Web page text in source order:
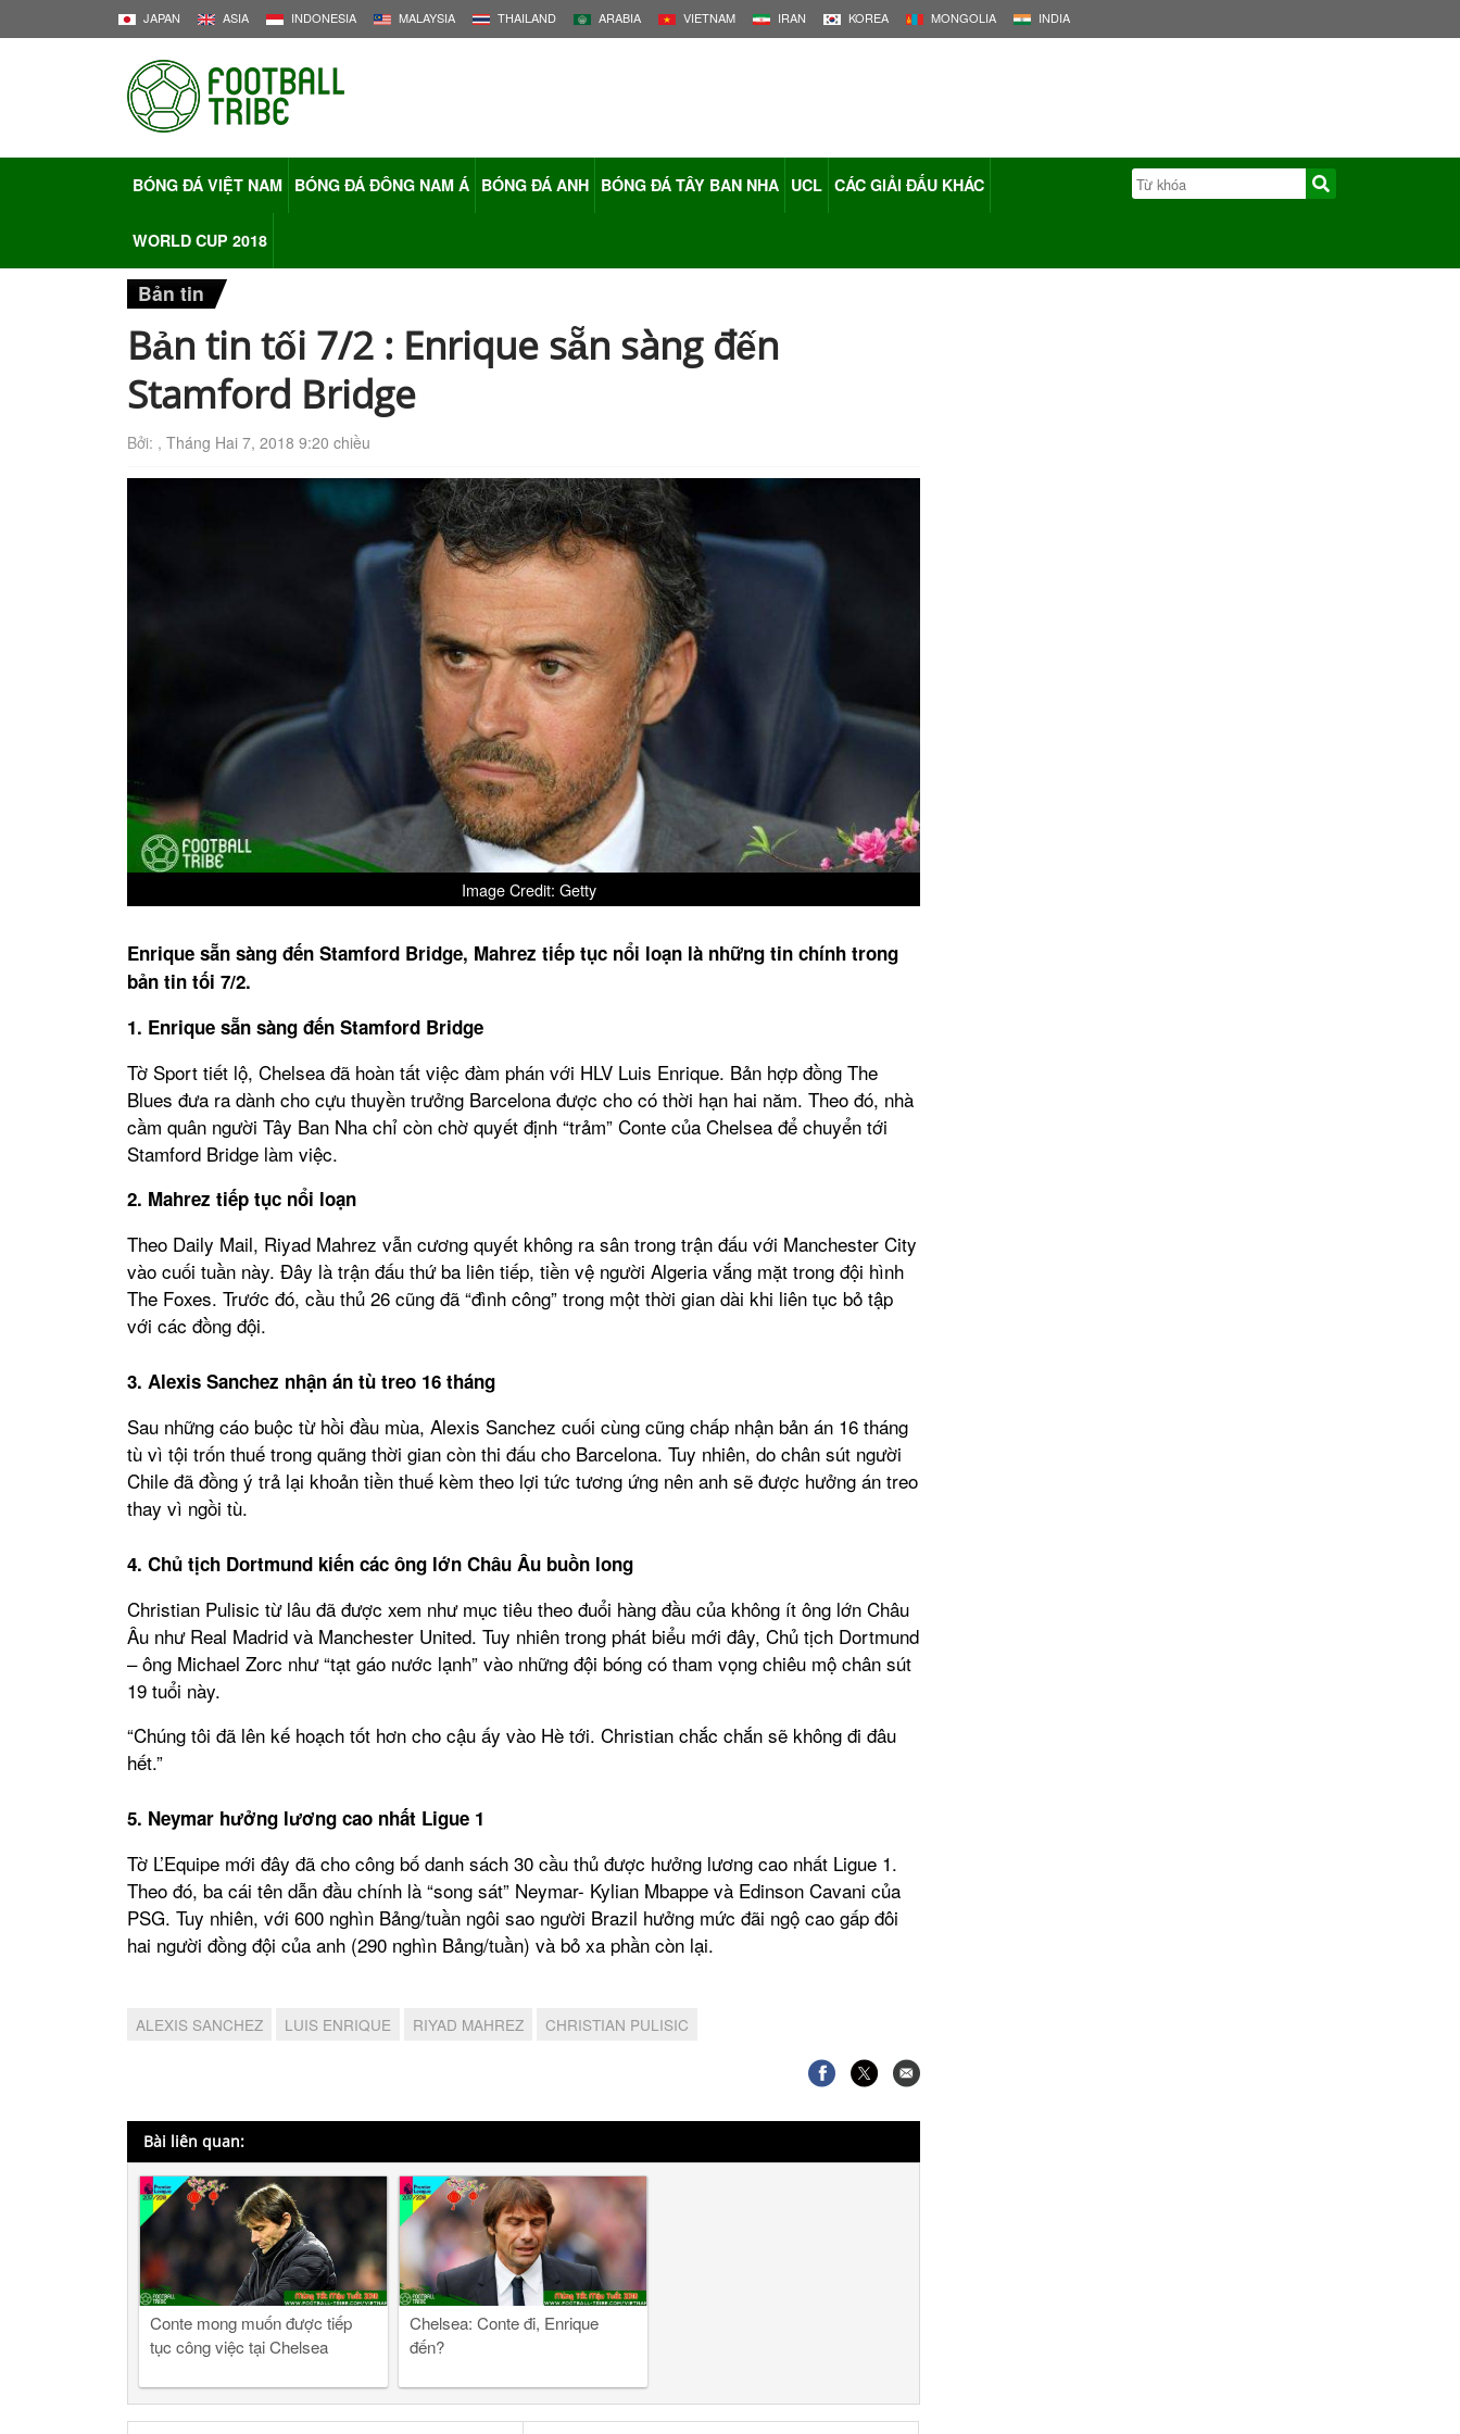
JAPAN ASIA INDONESIA MALAYSIA THAILAND ARABIA VIETNAM IRAN KOREA MONGOLIA INDIA
BÓNG ĐÁ VIỆT NAM BÓNG ĐÁ ĐÔNG NAM Á BÓNG ĐÁ ANH BÓNG ĐÁ TÂY BAN NHA UCL CÁC GIẢI ĐẤU KHÁC
WORLD CUP 2018
Bản tin
Bản tin tối 7/2 : Enrique sẵn sàng đến
Stamford Bridge
Bởi: , Tháng Hai 7, 2018 9:20 chiều
Image Credit: Getty
Enrique sẵn sàng đến Stamford Bridge, Mahrez tiếp tục nổi loạn là những tin chính trong
bản tin tối 7/2.
1. Enrique sẵn sàng đến Stamford Bridge
Tờ Sport tiết lộ, Chelsea đã hoàn tất việc đàm phán với HLV Luis Enrique. Bản hợp đồng The
Blues đưa ra dành cho cựu thuyền trưởng Barcelona được cho có thời hạn hai năm. Theo đó, nhà
cầm quân người Tây Ban Nha chỉ còn chờ quyết định “trảm” Conte của Chelsea để chuyển tới
Stamford Bridge làm việc.
2. Mahrez tiếp tục nổi loạn
Theo Daily Mail, Riyad Mahrez vẫn cương quyết không ra sân trong trận đấu với Manchester City
vào cuối tuần này. Đây là trận đấu thứ ba liên tiếp, tiền vệ người Algeria vắng mặt trong đội hình
The Foxes. Trước đó, cầu thủ 26 cũng đã “đình công” trong một thời gian dài khi liên tục bỏ tập
với các đồng đội.
3. Alexis Sanchez nhận án tù treo 16 tháng
Sau những cáo buộc từ hồi đầu mùa, Alexis Sanchez cuối cùng cũng chấp nhận bản án 16 tháng
tù vì tội trốn thuế trong quãng thời gian còn thi đấu cho Barcelona. Tuy nhiên, do chân sút người
Chile đã đồng ý trả lại khoản tiền thuế kèm theo lợi tức tương ứng nên anh sẽ được hưởng án treo
thay vì ngồi tù.
4. Chủ tịch Dortmund kiến các ông lớn Châu Âu buồn long
Christian Pulisic từ lâu đã được xem như mục tiêu theo đuổi hàng đầu của không ít ông lớn Châu
Âu như Real Madrid và Manchester United. Tuy nhiên trong phát biểu mới đây, Chủ tịch Dortmund
– ông Michael Zorc như “tạt gáo nước lạnh” vào những đội bóng có tham vọng chiêu mộ chân sút
19 tuổi này.
“Chúng tôi đã lên kế hoạch tốt hơn cho cậu ấy vào Hè tới. Christian chắc chắn sẽ không đi đâu
hết.”
5. Neymar hưởng lương cao nhất Ligue 1
Tờ L’Equipe mới đây đã cho công bố danh sách 30 cầu thủ được hưởng lương cao nhất Ligue 1.
Theo đó, ba cái tên dẫn đầu chính là “song sát” Neymar- Kylian Mbappe và Edinson Cavani của
PSG. Tuy nhiên, với 600 nghìn Bảng/tuần ngôi sao người Brazil hưởng mức đãi ngộ cao gấp đôi
hai người đồng đội của anh (290 nghìn Bảng/tuần) và bỏ xa phần còn lại.
ALEXIS SANCHEZ LUIS ENRIQUE RIYAD MAHREZ CHRISTIAN PULISIC
Bài liên quan:
Conte mong muốn được tiếp
tục công việc tại Chelsea
Chelsea: Conte đi, Enrique
đến?